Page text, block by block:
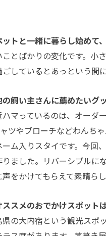
トと一緒に暮らし始めて
ことばかりの変化です。小
ごしているとあっという間
飼い主さんに薦めたいグ
ハマっているのは、オーダ
ツやブローチなどわんち
ーム入りスタイです。今回
りました。リバーシブルに
声をかけてもらえて素晴ら
スメのおでかけスポット
県の大内宿という観光スポ